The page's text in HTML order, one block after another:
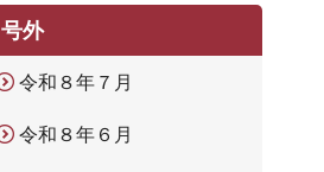
号外
令和８年７月
令和８年６月